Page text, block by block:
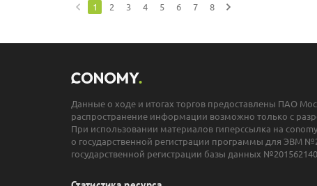
1 2 3 4 5 6 7 8
Данные о ходе и итогах торгов предоставлены ПАО
распространение информации возможно только с
При использовании материалов гиперссылка на
о государственной регистрации программы для ЭВМ
государственной регистрации базы данных